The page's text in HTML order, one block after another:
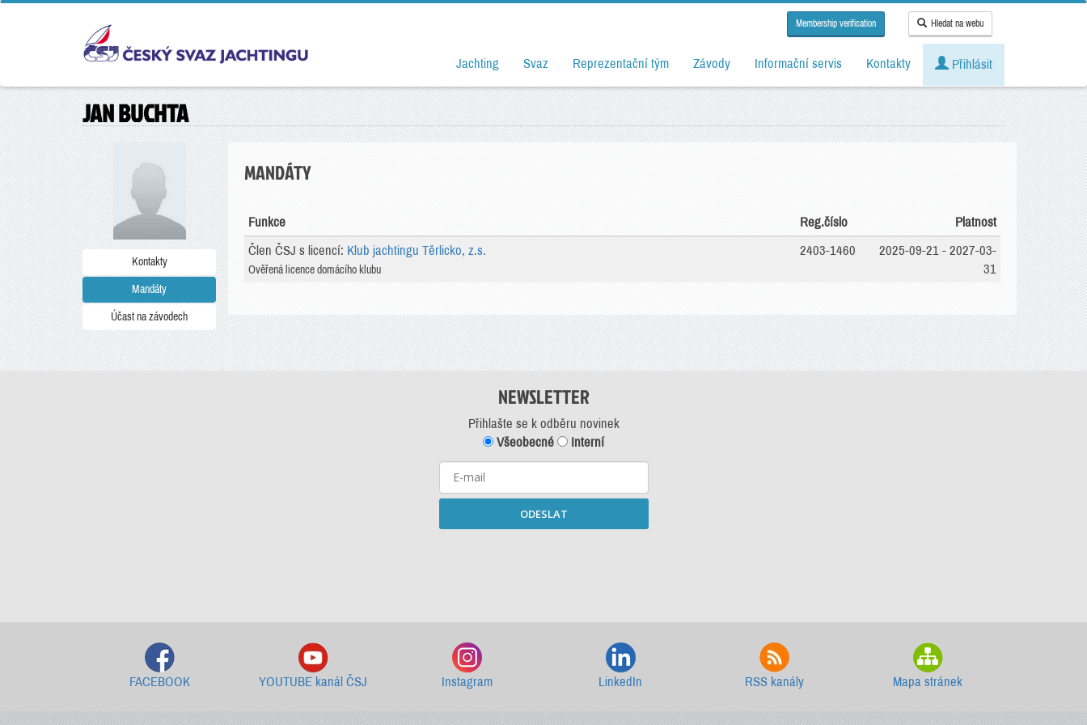
Membership verification Hledat na webu
Jachting Svaz Reprezentační tým Závody Informační servis Kontakty Přihlásit
JAN BUCHTA
Kontakty
Mandáty
Účast na závodech
MANDÁTY
Funkce Reg.číslo Platnost
Člen ČSJ s licencí: Klub jachtingu Těrlicko, z.s.
Ověřená licence domácího klubu
2403-1460
2025-09-21 - 2027-03-
31
NEWSLETTER
Přihlašte se k odběru novinek
Všeobecné
Interní
ODESLAT
FACEBOOK YOUTUBE kanál ČSJ Instagram LinkedIn RSS kanály Mapa stránek